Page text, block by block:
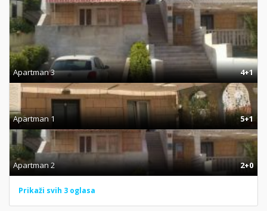
Apartman 3 4+1
Apartman 1 5+1
Apartman 2 2+0
Prikaži svih 3 oglasa